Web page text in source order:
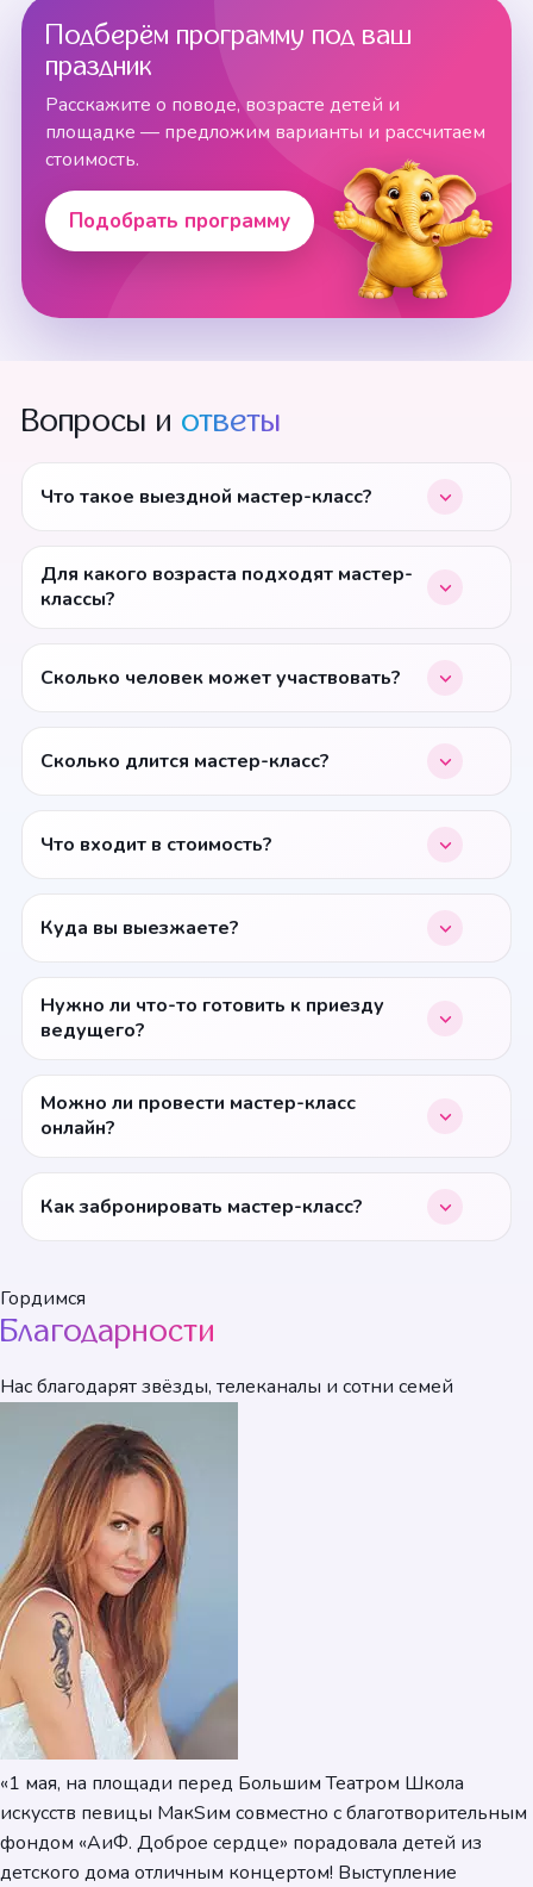
Подберём программу под ваш
праздник
Расскажите о поводе, возрасте детей и
площадке — предложим варианты и рассчитаем
стоимость.
Подобрать программу
Вопросы и ответы
Что такое выездной мастер-класс?
Для какого возраста подходят мастер-
классы?
Сколько человек может участвовать?
Сколько длится мастер-класс?
Что входит в стоимость?
Куда вы выезжаете?
Нужно ли что-то готовить к приезду
ведущего?
Можно ли провести мастер-класс
онлайн?
Как забронировать мастер-класс?
Гордимся
Благодарности
Нас благодарят звёзды, телеканалы и сотни семей
«1 мая, на площади перед Большим Театром Школа
искусств певицы МакSим совместно с благотворительным
фондом «АиФ. Доброе сердце» порадовала детей из
детского дома отличным концертом! Выступление